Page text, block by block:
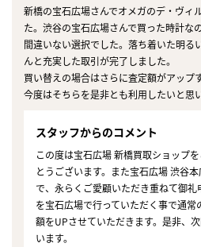
新橋の宝石広場さんでオメガのデ・ヴィ
た。渋谷の宝石広場さんで買った時計な
間違いない選択でした。落ち着いた明る
んと充実した取引が完了しました。
買い替えの場合はさらに査定額がアップ
今度はそちらを是非とも利用したいと思い
スタッフからのコメント
この度は宝石広場 新橋買取ショップ
とうございます。また宝石広場 渋谷
で、永らくご愛顧いただき重ねて御礼
を宝石広場で行っていただく事で通
額をUPさせていただきます。是非、
います。